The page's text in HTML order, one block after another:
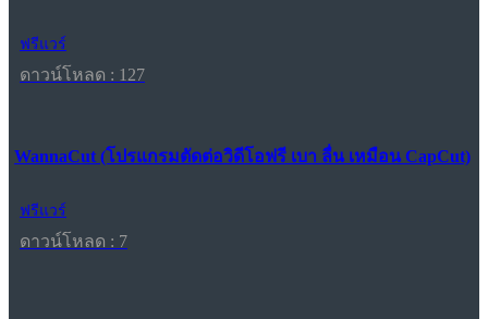
ฟรีแวร์
ดาวน์โหลด : 127
WannaCut (โปรแกรมตัดต่อวิดีโอฟรี เบา ลื่น เหมือน CapCut)
ฟรีแวร์
ดาวน์โหลด : 7